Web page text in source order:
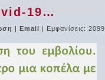
19…
| Email | Εμφανίσεις: 2099